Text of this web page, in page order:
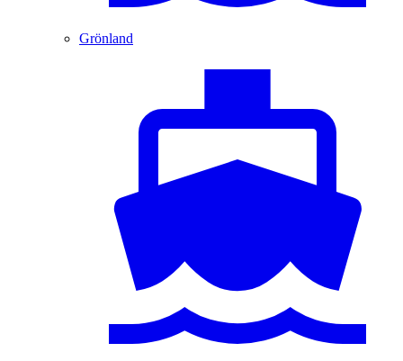
Grönland